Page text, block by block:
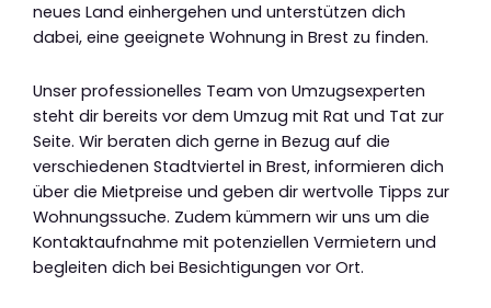
neues Land einhergehen und unterstützen dich
dabei, eine geeignete Wohnung in Brest zu finden.
Unser professionelles Team von Umzugsexperten
steht dir bereits vor dem Umzug mit Rat und Tat zur
Seite. Wir beraten dich gerne in Bezug auf die
verschiedenen Stadtviertel in Brest, informieren dich
über die Mietpreise und geben dir wertvolle Tipps zur
Wohnungssuche. Zudem kümmern wir uns um die
Kontaktaufnahme mit potenziellen Vermietern und
begleiten dich bei Besichtigungen vor Ort.